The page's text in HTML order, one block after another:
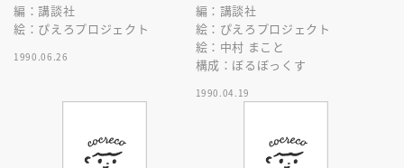
編：講談社
絵：ぴえろプロジェクト
1990.06.26
編：講談社
絵：ぴえろプロジェクト
絵：中村 まこと
構成：ぼるぼっくす
1990.04.19